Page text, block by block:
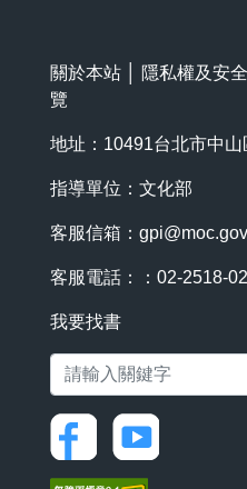
關於本站 隱私權及安
覽
地址：10491台北市中
指導單位：文化部
客服信箱：
客服電話：：02-2518-
我要找書